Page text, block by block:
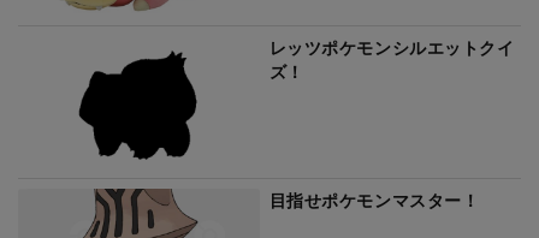
レッツポケモンシルエットクイ
ズ！
目指せポケモンマスター！